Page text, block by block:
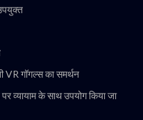
गॉगल्स का समर्थन
व्यायाम के साथ उपयोग किया जा